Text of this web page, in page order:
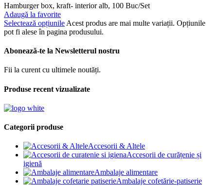
Hamburger box, kraft- interior alb, 100 Buc/Set
Adaugă la favorite
Selectează opțiunile Acest produs are mai multe variații. Opțiunile
pot fi alese în pagina produsului.
Abonează-te la Newsletterul nostru
Fii la curent cu ultimele noutăți.
Produse recent vizualizate
Categorii produse
Accesorii & Altele
Accesorii de curățenie și
igienă
Ambalaje alimentare
Ambalaje cofetărie-patiserie